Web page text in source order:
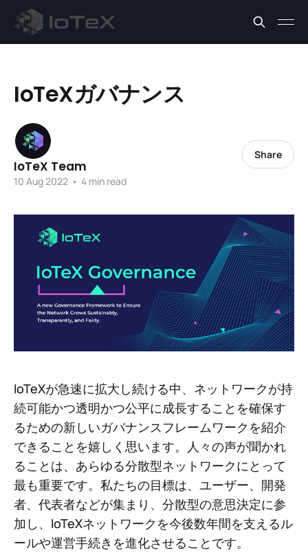
IoTeXガバナンス
IoTeX Team
10 Aug 2022 • 4 min read
Share
IoTeXが急速に拡大し続ける中、ネットワークが持
続可能かつ透明かつ公平に成長することを確保す
るための新しいガバナンスフレームワークを紹介
できることを嬉しく思います。人々の声が聞かれ
ることは、あらゆる分散型ネットワークにとって
最も重要です。私たちの目標は、ユーザー、開発
者、代表者などが集まり、分散型の意思決定に参
加し、IoTeXネットワークを今後数年間を支えるル
ールや運営手続きを進化させることです。